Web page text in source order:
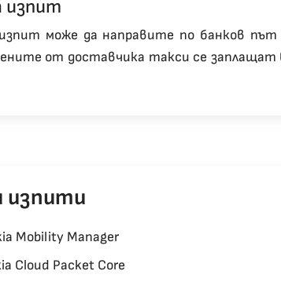
изпит
може да направите по банков
от доставчика такси се заплащат
изпити
Mobility Manager
Cloud Packet Core